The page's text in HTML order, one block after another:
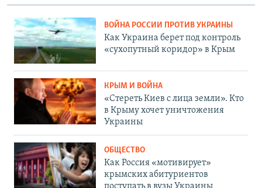
ВОЙНА РОССИИ ПРОТИВ УКРАИНЫ
Как Украина берет под контроль
«сухопутный коридор» в Крым
КРЫМ И ВОЙНА
«Стереть Киев с лица земли». Кто
в Крыму хочет уничтожения
Украины
ОБЩЕСТВО
Как Россия «мотивирует»
крымских абитуриентов